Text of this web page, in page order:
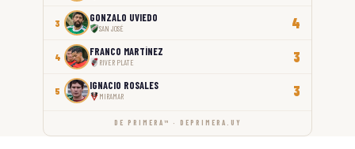
3 GONZALO UVIEDO
SAN JOSÉ 4
4 FRANCO MARTÍNEZ
RIVER PLATE 3
5 IGNACIO ROSALES
MIRAMAR 3
DE PRIMERA™ · DEPRIMERA.UY